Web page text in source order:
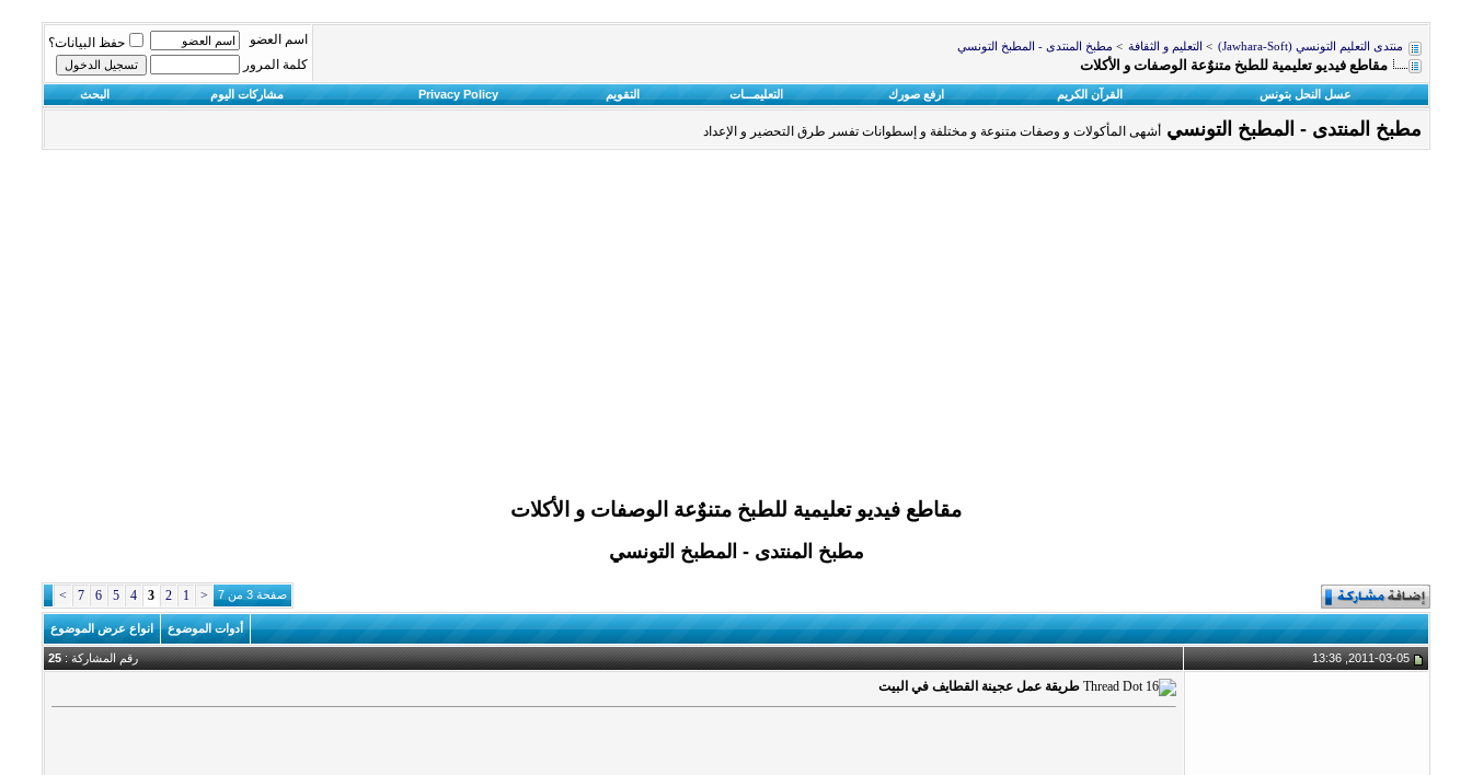
منتدى التعليم التونسي (Jawhara-Soft) > التعليم و الثقافة > مطبخ المنتدى - المطبخ التونسي
مقاطع فيديو تعليمية للطبخ متنوٌعة الوصفات و الأكلات
اسم العضو
حفظ البيانات؟
كلمة المرور
عسل النحل بتونس القرآن الكريم ارفع صورك التعليمـــات التقويم Privacy Policy مشاركات اليوم البحث
مطبخ المنتدى - المطبخ التونسي أشهى المأكولات و وصفات متنوعة و مختلفة و إسطوانات تفسر طرق التحضير و الإعداد
مقاطع فيديو تعليمية للطبخ متنوٌعة الوصفات و الأكلات
مطبخ المنتدى - المطبخ التونسي
صفحة 3 من 7 <
1
2
3
4
5
6
7
>
أدوات الموضوع انواع عرض الموضوع
2011-03-05, 13:36 رقم المشاركة :25
طريقة عمل عجينة القطايف في البيت